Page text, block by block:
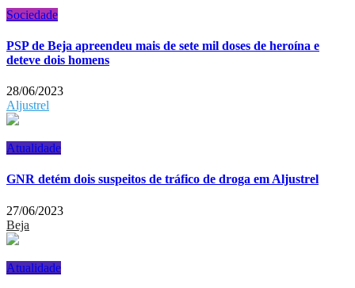
Sociedade
PSP de Beja apreendeu mais de sete mil doses de heroína e
deteve dois homens
28/06/2023
Aljustrel
Atualidade
GNR detém dois suspeitos de tráfico de droga em Aljustrel
27/06/2023
Beja
Atualidade